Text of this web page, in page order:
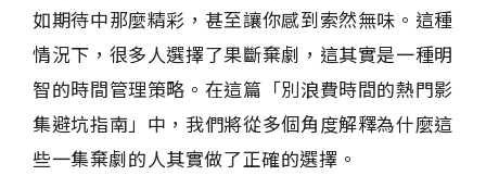
如期待中那麼精彩，甚至讓你感到索然無味。這種
情況下，很多人選擇了果斷棄劇，這其實是一種明
智的時間管理策略。在這篇「別浪費時間的熱門影
集避坑指南」中，我們將從多個角度解釋為什麼這
些一集棄劇的人其實做了正確的選擇。